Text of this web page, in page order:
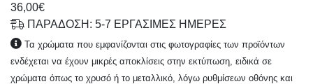
36,00€
ΠΑΡΑΔΟΣΗ: 5-7 ΕΡΓΑΣΙΜΕΣ ΗΜΕΡΕΣ
Τα χρώματα που εμφανίζονται στις φωτογραφίες των προϊόντων
ενδέχεται να έχουν μικρές αποκλίσεις στην εκτύπωση, ειδικά σε
χρώματα όπως το χρυσό ή το μεταλλικό, λόγω ρυθμίσεων οθόνης και